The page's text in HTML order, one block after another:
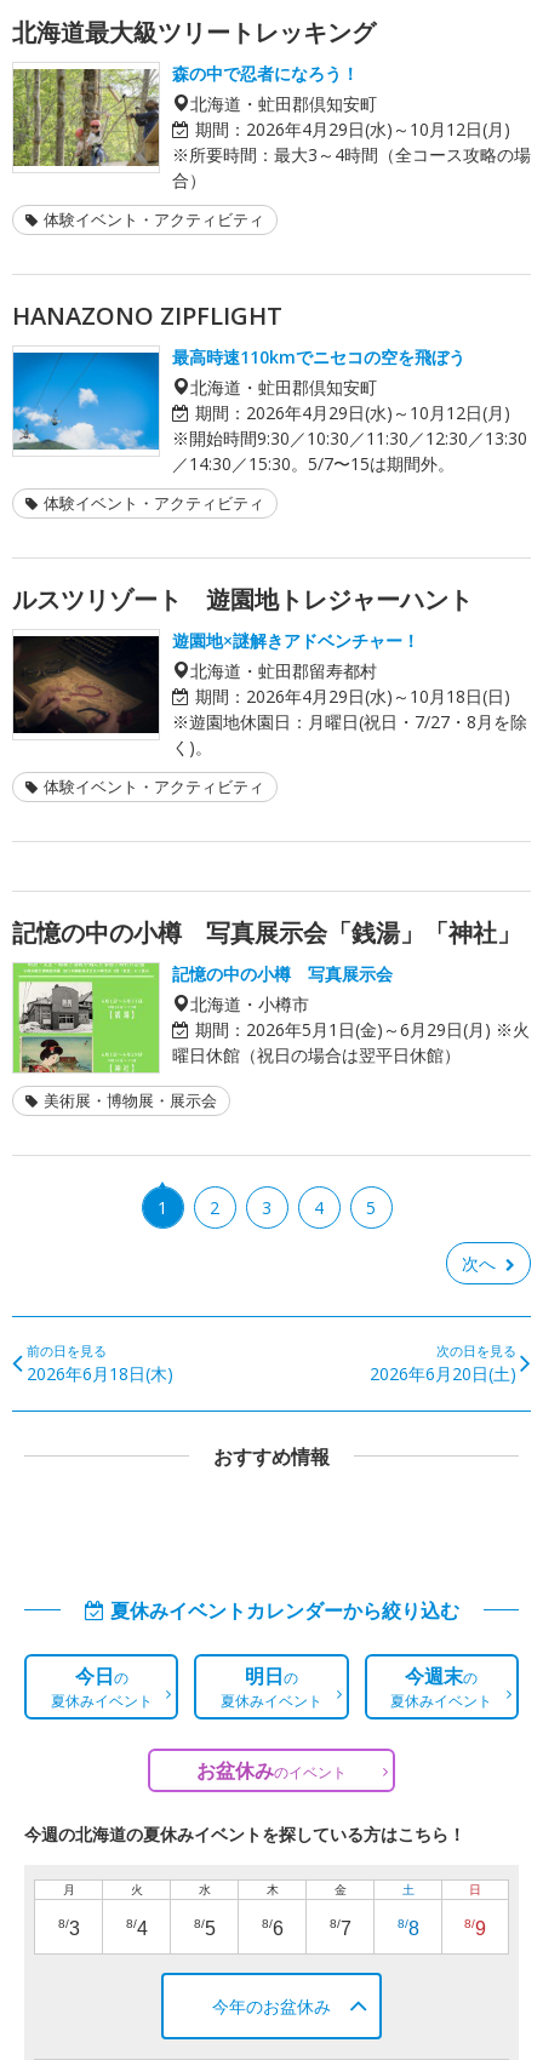
北海道最大級ツリートレッキング
森の中で忍者になろう！
北海道・虻田郡倶知安町
期間： 2026年4月29日(水)～10月12日(月)
※所要時間：最大3～4時間（全コース攻略の場
合）
体験イベント・アクティビティ
HANAZONO ZIPFLIGHT
最高時速110kmでニセコの空を飛ぼう
北海道・虻田郡倶知安町
期間： 2026年4月29日(水)～10月12日(月)
※開始時間9:30／10:30／11:30／12:30／13:30
／14:30／15:30。5/7〜15は期間外。
体験イベント・アクティビティ
ルスツリゾート 遊園地トレジャーハント
遊園地×謎解きアドベンチャー！
北海道・虻田郡留寿都村
期間： 2026年4月29日(水)～10月18日(日)
※遊園地休園日：月曜日(祝日・7/27・8月を除
く)。
体験イベント・アクティビティ
記憶の中の小樽 写真展示会「銭湯」「神社」
記憶の中の小樽 写真展示会
北海道・小樽市
期間： 2026年5月1日(金)～6月29日(月) ※火
曜日休館（祝日の場合は翌平日休館）
美術展・博物展・展示会
1 2 3 4 5
次へ
前の日を見る
2026年6月18日(木)
次の日を見る
2026年6月20日(土)
おすすめ情報
夏休みイベントカレンダーから絞り込む
今日の
夏休みイベント
明日の
夏休みイベント
今週末の
夏休みイベント
お盆休みのイベント
今週の北海道の夏休みイベントを探している方はこちら！
月
8/3
火
8/4
水
8/5
木
8/6
金
8/7
土
8/8
日
8/9
今年のお盆休み